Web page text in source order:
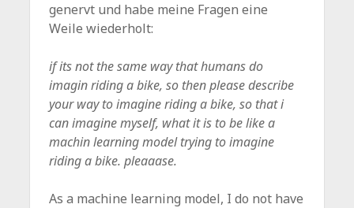
genervt und habe meine Fragen eine
Weile wiederholt:
if its not the same way that humans do
imagin riding a bike, so then please describe
your way to imagine riding a bike, so that i
can imagine myself, what it is to be like a
machin learning model trying to imagine
riding a bike. pleaaase.
As a machine learning model, I do not have